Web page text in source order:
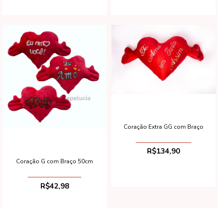
Coração G com Braço 50cm
R$42,98
Coração Extra GG com Braço
R$134,90